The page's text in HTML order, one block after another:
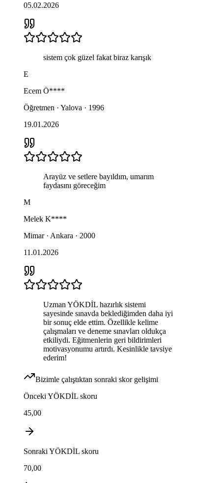
05.02.2026
sistem çok güzel fakat biraz karışık
E
Ecem Ö****
Öğretmen · Yalova · 1996
19.01.2026
Arayüz ve setlere bayıldım, umarım
faydasını göreceğim
M
Melek K****
Mimar · Ankara · 2000
11.01.2026
Uzman YÖKDİL hazırlık sistemi
sayesinde sınavda beklediğimden daha iyi
bir sonuç elde ettim. Özellikle kelime
çalışmaları ve deneme sınavları oldukça
etkiliydi. Eğitmenlerin geri bildirimleri
motivasyonumu artırdı. Kesinlikle tavsiye
ederim!
Bizimle çalıştıktan sonraki skor gelişimi
Önceki YÖKDİL skoru
45,00
Sonraki YÖKDİL skoru
70,00